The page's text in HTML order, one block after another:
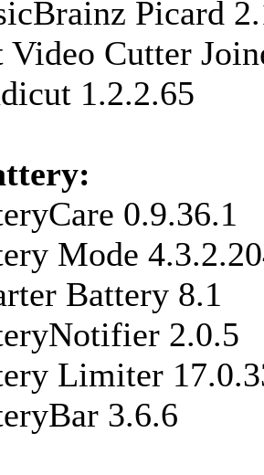
Picard
Video Cutter
1.2.2.65
0.9.36.1
Mode
Battery 8.1
2.0.5
Limiter
3.6.6